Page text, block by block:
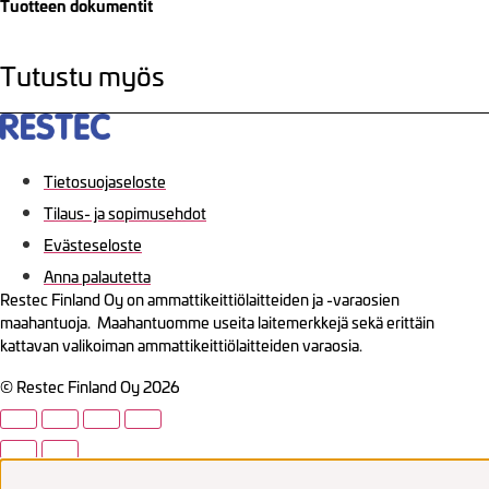
Tuotteen dokumentit
Tutustu myös
Tietosuojaseloste
Tilaus- ja sopimusehdot
Evästeseloste
Anna palautetta
Restec Finland Oy on ammattikeittiölaitteiden ja -varaosien
maahantuoja. Maahantuomme useita laitemerkkejä sekä erittäin
kattavan valikoiman ammattikeittiölaitteiden varaosia.
© Restec Finland Oy 2026